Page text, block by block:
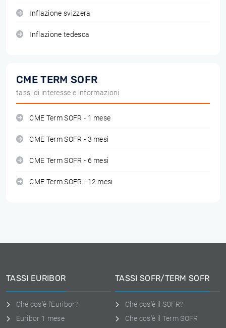
Inflazione svizzera
Inflazione tedesca
CME TERM SOFR
tassi di interesse e informazioni
CME Term SOFR - 1 mese
CME Term SOFR - 3 mesi
CME Term SOFR - 6 mesi
CME Term SOFR - 12 mesi
TASSI EURIBOR
Che cos'è l'Euribor?
Euribor 1 mese
TASSI SOFR/TERM SOFR
Che cos'è il SOFR?
Che cos'è il Term SOFR